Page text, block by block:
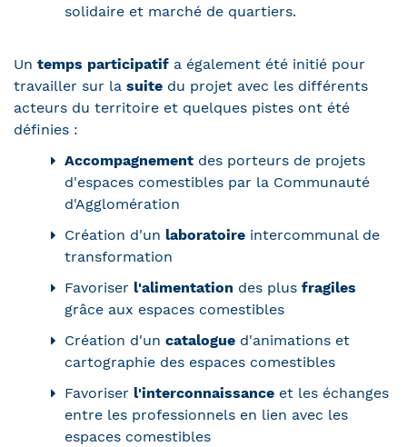
solidaire et marché de quartiers.
Un temps participatif a également été initié pour
travailler sur la suite du projet avec les différents
acteurs du territoire et quelques pistes ont été
définies :
Accompagnement des porteurs de projets
d'espaces comestibles par la Communauté
d'Agglomération
Création d'un laboratoire intercommunal de
transformation
Favoriser l'alimentation des plus fragiles
grâce aux espaces comestibles
Création d'un catalogue d'animations et
cartographie des espaces comestibles
Favoriser l'interconnaissance et les échanges
entre les professionnels en lien avec les
espaces comestibles